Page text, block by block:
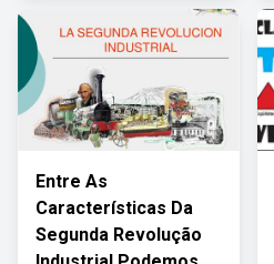
Entre As
Características Da
Segunda Revolução